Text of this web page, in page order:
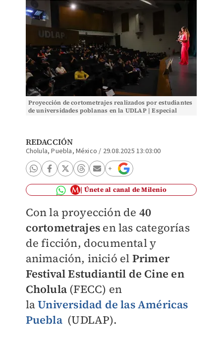
Proyección de cortometrajes realizados por estudiantes
de universidades poblanas en la UDLAP | Especial
REDACCIÓN
Cholula, Puebla, México / 29.08.2025 13:03:00
Únete al canal de Milenio
Con la proyección de 40
cortometrajes en las categorías
de ficción, documental y
animación, inició el Primer
Festival Estudiantil de Cine en
Cholula(FECC) en
laUniversidad de las Américas
Puebla (UDLAP).